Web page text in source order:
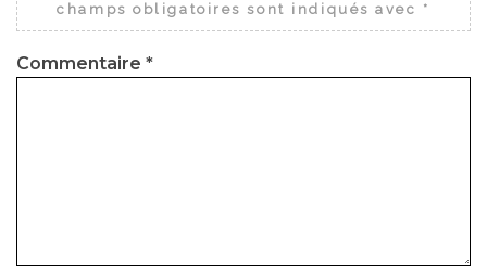
champs obligatoires sont indiqués avec *
Commentaire *